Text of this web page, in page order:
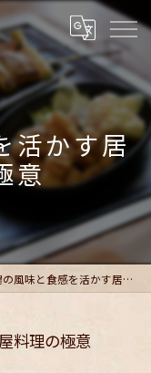
活かす居
意
味と食感を活かす居酒屋料理の極意
料理の極意